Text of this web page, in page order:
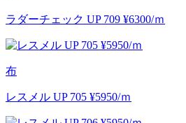
ラダーチェック UP 709 ¥6300/ｍ
布
レスメル UP 705 ¥5950/ｍ